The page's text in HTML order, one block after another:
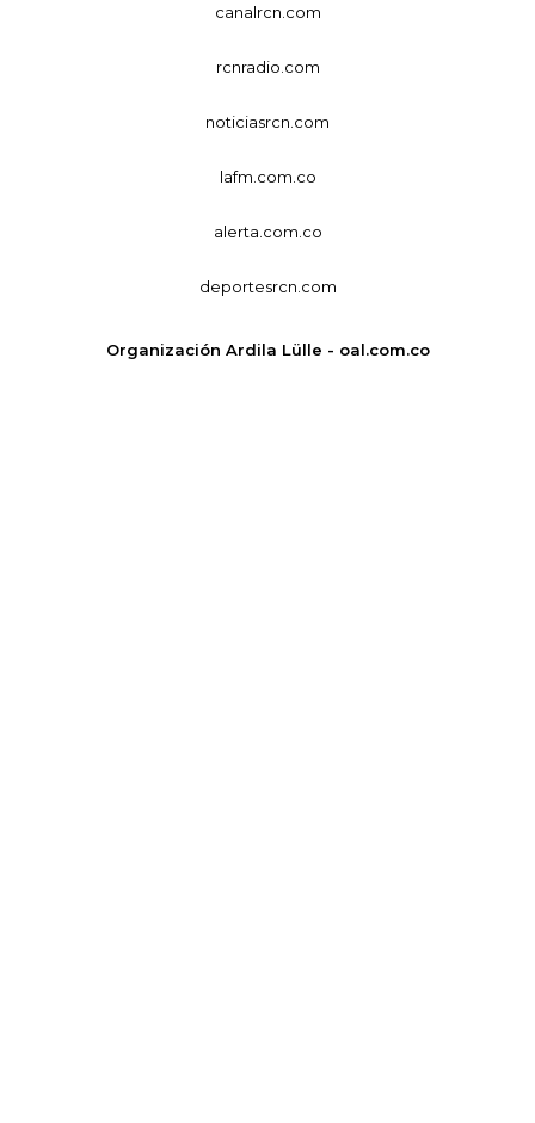
canalrcn.com
rcnradio.com
noticiasrcn.com
lafm.com.co
alerta.com.co
deportesrcn.com
Organización Ardila Lülle - oal.com.co